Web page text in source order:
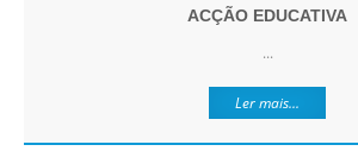
ACÇÃO EDUCATIVA
...
Ler mais...